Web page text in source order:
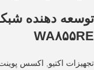
WA۸۵۵RE
تجهیزات اکتیو اکسس